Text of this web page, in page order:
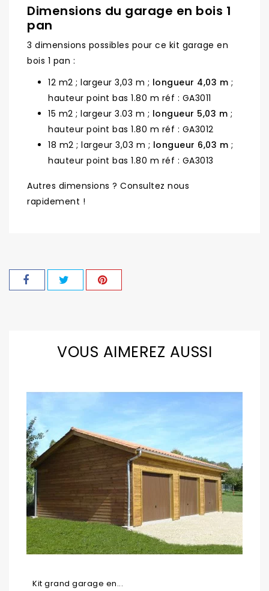
Dimensions du garage en bois 1
pan
3 dimensions possibles pour ce kit garage en
bois 1 pan :
12 m2 ; largeur 3,03 m ; longueur 4,03 m ;
hauteur point bas 1.80 m réf : GA3011
15 m2 ; largeur 3.03 m ; longueur 5,03 m ;
hauteur point bas 1.80 m réf : GA3012
18 m2 ; largeur 3,03 m ; longueur 6,03 m ;
hauteur point bas 1.80 m réf : GA3013
Autres dimensions ? Consultez nous
rapidement !
VOUS AIMEREZ AUSSI
Kit grand garage en...